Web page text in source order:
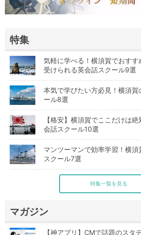
特集
気軽に学べる！横須賀でおす
受けられる英会話スクール9選
本気で学びたい方必見！横須賀
ール8選
【格安】横須賀でここだけは
会話スクール10選
マンツーマンで効率学習！横
スクール7選
特集一覧を見る
マガジン
【神アプリ】CMで話題のスタ